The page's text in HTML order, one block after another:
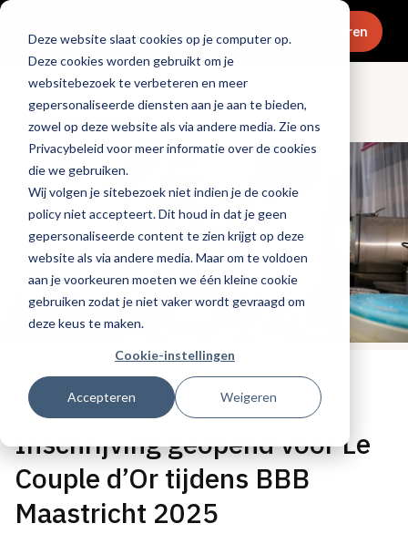
Deze website slaat cookies op je computer op.
Deze cookies worden gebruikt om je
websitebezoek te verbeteren en meer
gepersonaliseerde diensten aan je aan te bieden,
zowel op deze website als via andere media. Zie ons
Privacybeleid voor meer informatie over de cookies
die we gebruiken.
Wij volgen je sitebezoek niet indien je de cookie
policy niet accepteert. Dit houd in dat je geen
gepersonaliseerde content te zien krijgt op deze
website als via andere media. Maar om te voldoen
aan je voorkeuren moeten we één kleine cookie
gebruiken zodat je niet vaker wordt gevraagd om
deze keus te maken.
Cookie-instellingen
Accepteren Weigeren
Menu Abonneren
Culinair & chefs
Tags:chefs,evenementen
Gepubliceerd op: 15 augustus 2025
Inschrijving geopend voor Le
Couple d’Or tijdens BBB
Maastricht 2025